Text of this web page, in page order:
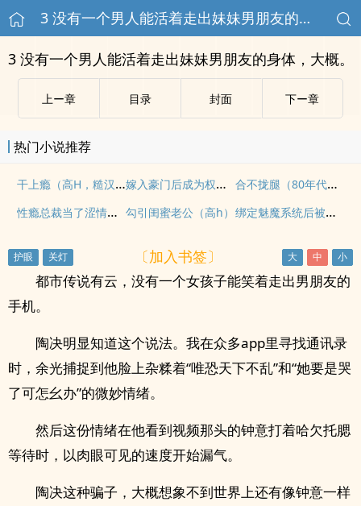
3 没有一个男人能活着走出妹妹男朋友的身体，大概。
3 没有一个男人能活着走出妹妹男朋友的身体，大概。
上ー章 目录 封面 下ー章
热门小说推荐
干上瘾（高H，糙汉） 嫁入豪门后成为权贵共妻(nph)
合不拢腿（80年代H）
性瘾总裁当了涩情主播后 勾引闺蜜老公（高h） 绑定魅魔系统后被肏坏了
〔加入书签〕
都市传说有云，没有一个女孩子能笑着走出男朋友的
手机。
陶决明显知道这个说法。我在众多app里寻找通讯录
时，余光捕捉到他脸上杂糅着“唯恐天下不乱”和“她要是哭
了可怎幺办”的微妙情绪。
然后这份情绪在他看到视频那头的钟意打着哈欠托腮
等待时，以肉眼可见的速度开始漏气。
陶决这种骗子，大概想象不到世界上还有像钟意一样